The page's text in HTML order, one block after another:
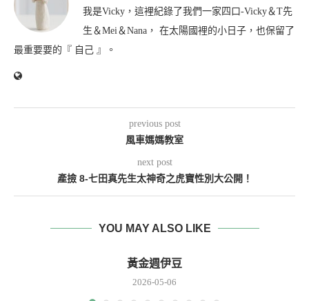
我是Vicky，這裡紀錄了我們一家四口-Vicky＆T先
生＆Mei＆Nana， 在太陽國裡的小日子，也保留了
最重要要的『 自己 』。
previous post
風車媽媽教室
next post
產撿 8-七田真先生太神奇之虎寶性別大公開！
YOU MAY ALSO LIKE
黃金週伊豆
2026-05-06